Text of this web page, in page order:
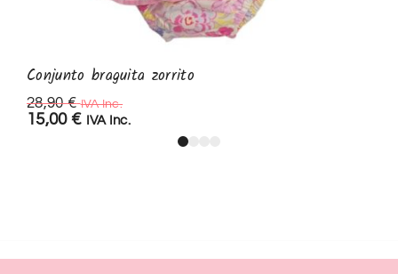
Conjunto braguita zorrito
28,90€ IVA Inc.
15,00 € IVA Inc.